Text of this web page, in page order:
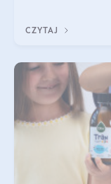
osłabienie włosów.
CZYTAJ